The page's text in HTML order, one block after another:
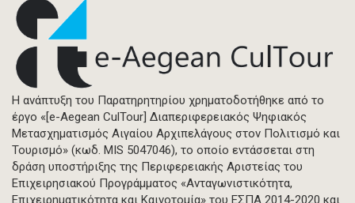
Η ανάπτυξη του Παρατηρητηρίου χρηματοδοτήθηκε από το
έργο «[e-Aegean CulTour] Διαπεριφερειακός Ψηφιακός
Μετασχηματισμός Αιγαίου Αρχιπελάγους στον Πολιτισμό και
Τουρισμό» (κωδ. MIS 5047046), το οποίο εντάσσεται στη
δράση υποστήριξης της Περιφερειακής Αριστείας του
Επιχειρησιακού Προγράμματος «Ανταγωνιστικότητα,
Επιχειρηματικότητα και Καινοτομία» του ΕΣΠΑ 2014-2020 και